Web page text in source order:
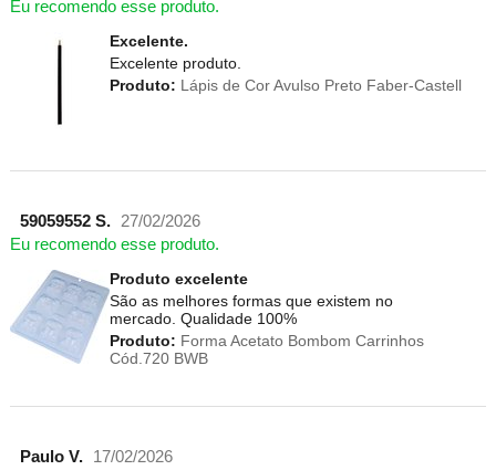
Eu recomendo esse produto.
Excelente.
Excelente produto.
Produto: Lápis de Cor Avulso Preto Faber-Castell
59059552 S.
27/02/2026
Eu recomendo esse produto.
Produto excelente
São as melhores formas que existem no
mercado. Qualidade 100%
Produto: Forma Acetato Bombom Carrinhos
Cód.720 BWB
Paulo V.
17/02/2026